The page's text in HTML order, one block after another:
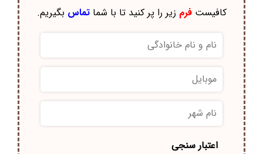
کافیستفرم زیر را پر کنید تا با شماتماس بگیریم.
نام
و
خانوادگی
موبایل
نام
شهر
*
اعتبار سنجی